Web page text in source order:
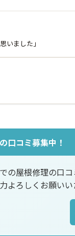
いました」
口コミ募集中！
の屋根修理の口
よろしくお願いい